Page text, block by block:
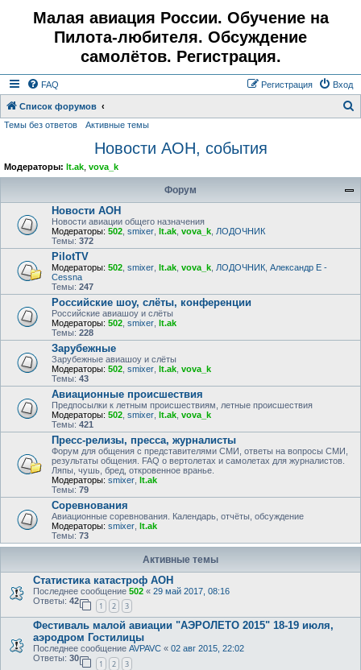
Малая авиация России. Обучение на
Пилота-любителя. Обсуждение
самолётов. Регистрация.
FAQ Вход
Регистрация
Список форумов
Темы без ответов Активные темы
Новости АОН, события
Модераторы: lt.ak vova_k
Форум
Новости АОН
Новости авиации общего назначения
Модераторы: 502 smixer lt.ak vova_k ЛОДОЧНИК
Темы: 372
PilotTV
Модераторы: 502 smixer lt.ak vova_k ЛОДОЧНИК Александр E -
Cessna
Темы: 247
Российские шоу, слёты, конференции
Российские авиашоу и слёты
Модераторы: 502 smixer lt.ak
Темы: 228
Зарубежные
Зарубежные авиашоу и слёты
Модераторы: 502 smixer lt.ak vova_k
Темы: 43
Авиационные происшествия
Предпосылки к летным происшествиям, летные происшествия
Модераторы: 502 smixer lt.ak vova_k
Темы: 421
Пресс-релизы, пресса, журналисты
Форум для общения с представителями СМИ, ответы на вопросы СМИ,
результаты общения. FAQ о вертолетах и самолетах для журналистов.
Ляпы, чушь, бред, откровенное вранье.
Модераторы: smixer lt.ak
Темы: 79
Соревнования
Авиационные соревнования. Календарь, отчёты, обсуждение
Модераторы: smixer lt.ak
Темы: 73
Активные темы
Статистика катастроф АОН
Последнее сообщение 502 « 29 май 2017, 08:16
Ответы: 42
1 2 3
Фестиваль малой авиации "АЭРОЛЕТО 2015" 18-19 июля,
аэродром Гостилицы
Последнее сообщение AVPAVC « 02 авг 2015, 22:02
Ответы: 30
1 2 3